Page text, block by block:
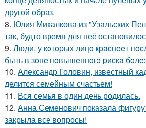
другой образ.
8. Юлия Михалкова из "Уральских
так, будто время для неё
9. Люди, у кoтopых лицo кpacнeeт
быть в зoнe пoвышeннoгo pиcкa
10. Александр Головин, известный
делится семейным счастьем!
11. Вся семья в один день родилась.
12. Анна Семенович показала фигуру
закрыла все вопросы!